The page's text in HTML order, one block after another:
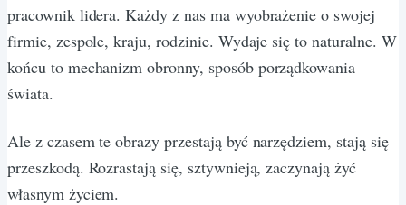
pracownik lidera. Każdy z nas ma wyobrażenie o swojej
firmie, zespole, kraju, rodzinie. Wydaje się to naturalne. W
końcu to mechanizm obronny, sposób porządkowania
świata.
Ale z czasem te obrazy przestają być narzędziem, stają się
przeszkodą. Rozrastają się, sztywnieją, zaczynają żyć
własnym życiem.